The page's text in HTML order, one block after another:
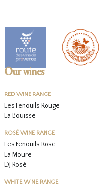
Our wines
RED WINE RANGE
Les Fenouils Rouge
La Bouïsse
ROSÉ WINE RANGE
Les Fenouils Rosé
La Moure
DJ Rosé
WHITE WINE RANGE